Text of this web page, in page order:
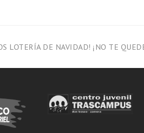
LOTERÍA DE NAVIDAD! ¡NO TE